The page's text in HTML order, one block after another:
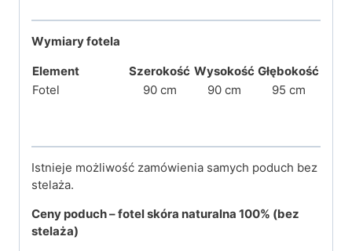
Wymiary fotela
Element
Szerokość Wysokość Głębokość
Fotel
90 cm 90 cm 95 cm
Istnieje możliwość zamówienia samych poduch bez
stelaża.
Ceny poduch– fotel skóra naturalna 100% (bez
stelaża)